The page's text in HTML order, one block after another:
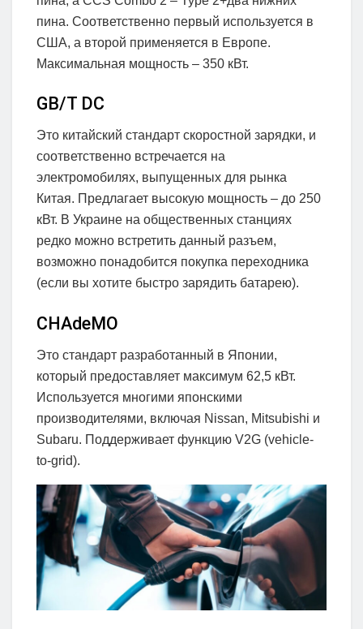
пина. Соответственно первый используется в
США, а второй применяется в Европе.
Максимальная мощность – 350 кВт.
GB/T DC
Это китайский стандарт скоростной зарядки, и
соответственно встречается на
электромобилях, выпущенных для рынка
Китая. Предлагает высокую мощность – до 250
кВт. В Украине на общественных станциях
редко можно встретить данный разъем,
возможно понадобится покупка переходника
(если вы хотите быстро зарядить батарею).
CHAdeMO
Это стандарт разработанный в Японии,
который предоставляет максимум 62,5 кВт.
Используется многими японскими
производителями, включая Nissan, Mitsubishi и
Subaru. Поддерживает функцию V2G (vehicle-
to-grid).